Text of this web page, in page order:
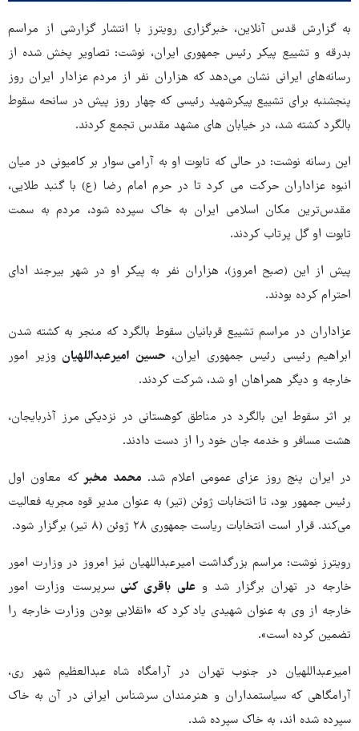
به گزارش قدس آنلاین، خبرگزاری رویترز با انتشار گزارشی از مراسم
بدرقه و تشییع پیکر رئیس جمهوری ایران، نوشت: تصاویر پخش شده از
رسانه‌های ایرانی نشان می‌دهد که هزاران نفر از مردم عزادار ایران روز
پنجشنبه برای تشییع پیکرشهید رئیسی که چهار روز پیش در سانحه سقوط
بالگرد کشته شد، در خیابان های مشهد مقدس تجمع کردند.
این رسانه نوشت: در حالی که تابوت او به آرامی سوار بر کامیونی در میان
انبوه عزاداران حرکت می کرد تا در حرم امام رضا (ع) با گنبد طلایی،
مقدس‌ترین مکان اسلامی ایران به خاک سپرده شود، مردم به سمت
تابوت او گل پرتاب کردند.
پیش از این (صبح امروز)، هزاران نفر به پیکر او در شهر بیرجند ادای
احترام کرده بودند.
عزاداران در مراسم تشییع قربانیان سقوط بالگرد که منجر به کشته شدن
ابراهیم رئیسی رئیس جمهوری ایران،حسین امیرعبداللهیان وزیر امور
خارجه و دیگر همراهان او شد، شرکت کردند.
بر اثر سقوط این بالگرد در مناطق کوهستانی در نزدیکی مرز آذربایجان،
هشت مسافر و خدمه جان خود را از دست دادند.
در ایران پنج روز عزای عمومی اعلام شد. محمد مخبرکه معاون اول
رئیس جمهور بود، تا انتخابات ژوئن (تیر) به عنوان مدیر قوه مجریه فعالیت
می‌کند. قرار است انتخابات ریاست جمهوری ۲۸ ژوئن (۸ تیر) برگزار شود.
رویترز نوشت: مراسم بزرگداشت امیرعبداللهیان نیز امروز در وزارت امور
خارجه در تهران برگزار شد وعلی باقری کنیسرپرست وزارت امور
خارجه از وی به عنوان شهیدی یاد کرد که «انقلابی بودن وزارت خارجه را
تضمین کرده است».
امیرعبداللهیان در جنوب تهران در آرامگاه شاه عبدالعظیم شهر ری،
آرامگاهی که سیاستمداران و هنرمندان سرشناس ایرانی در آن به خاک
سپرده شده اند، به خاک سپرده شد.